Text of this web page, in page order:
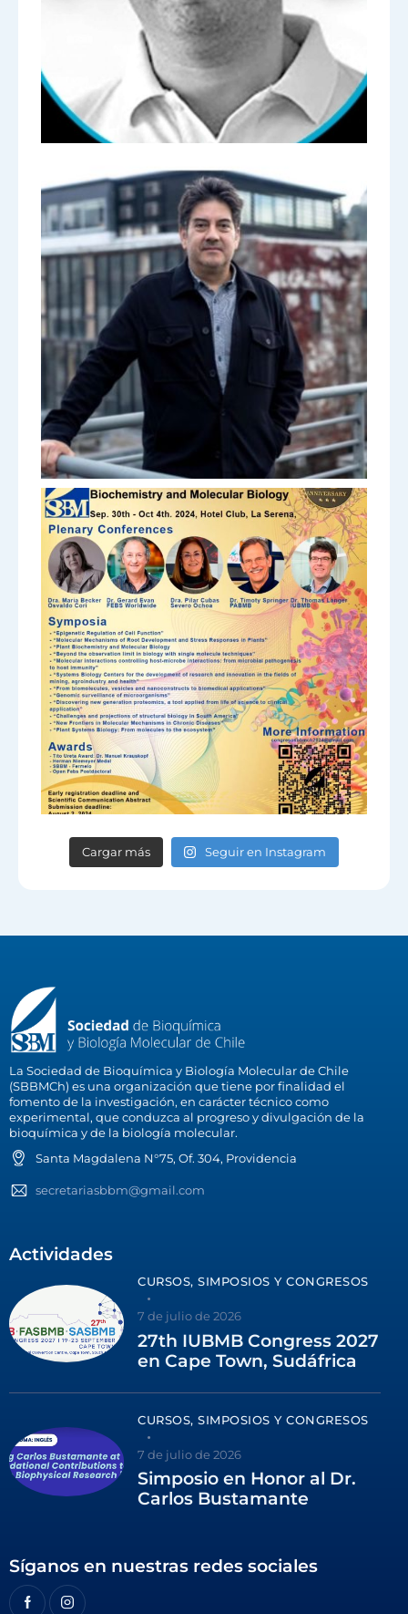
Cargar más Seguir en Instagram
La Sociedad de Bioquímica y Biología Molecular de Chile
(SBBMCh) es una organización que tiene por finalidad el
fomento de la investigación, en carácter técnico como
experimental, que conduzca al progreso y divulgación de la
bioquímica y de la biología molecular.
Santa Magdalena N°75, Of. 304, Providencia
secretariasbbm@gmail.com
Actividades
CURSOS, SIMPOSIOS Y CONGRESOS
7 de julio de 2026
27th IUBMB Congress 2027
en Cape Town, Sudáfrica
CURSOS, SIMPOSIOS Y CONGRESOS
7 de julio de 2026
Simposio en Honor al Dr.
Carlos Bustamante
Síganos en nuestras redes sociales